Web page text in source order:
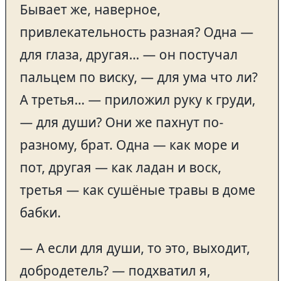
Бывает же, наверное,
привлекательность разная? Одна —
для глаза, другая… — он постучал
пальцем по виску, — для ума что ли?
А третья… — приложил руку к груди,
— для души? Они же пахнут по-
разному, брат. Одна — как море и
пот, другая — как ладан и воск,
третья — как сушёные травы в доме
бабки.
— А если для души, то это, выходит,
добродетель? — подхватил я,